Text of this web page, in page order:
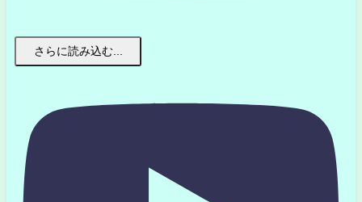
さらに読み込む...